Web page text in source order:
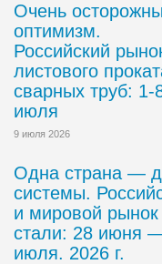
Очень
оптимизм.
Российский
листового
сварных труб: 1-
июля
9 июля 2026
Одна страна —
системы.
и мировой рынок
стали: 28 июня
июля. 2026 г.